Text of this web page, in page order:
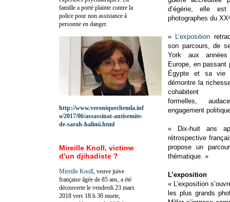
d’égérie, elle est
photographes du
« L’exposition
son parcours, de
York aux
Europe, en passant
Égypte et sa vie
démontre la
cohabitent
formelles,
engagement
« Dix-huit ans
rétrospective
propose un
thématique. »
L’exposition
« L’exposition
les plus grands
famille a porté plainte contre la
police pour non assistance à
personne en danger.
http://www.veroniquechemla.inf
o/2017/06/assassinat-antisemite-
de-sarah-halimi.html
Mireille Knoll, victime
d'un djihadiste ?
Mireille Knoll , veuve juive
française âgée de 85 ans, a été
découverte le vendredi 23 mars
2018 vers 18 h 30 morte,